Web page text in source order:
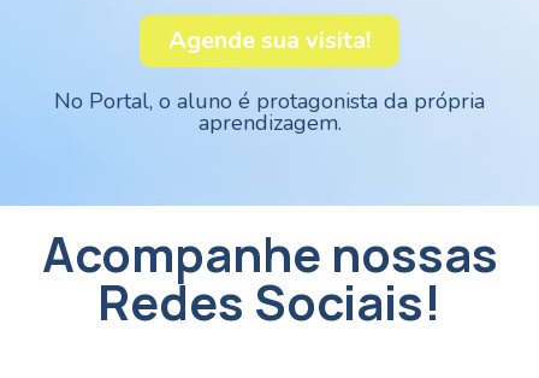
Agende sua visita!
No Portal, o aluno é protagonista da própria
aprendizagem.
Acompanhe nossas
Redes Sociais!